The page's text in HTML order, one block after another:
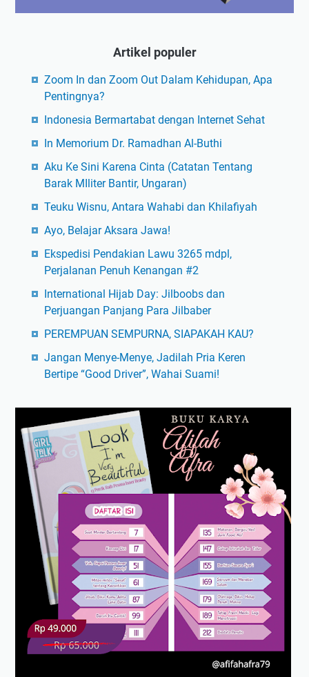
Artikel populer
Zoom In dan Zoom Out Dalam Kehidupan, Apa
Pentingnya?
Indonesia Bermartabat dengan Internet Sehat
In Memorium Dr. Ramadhan Al-Buthi
Aku Ke Sini Karena Cinta (Catatan Tentang
Barak MIliter Bantir, Ungaran)
Teuku Wisnu, Antara Wahabi dan Khilafiyah
Ayo, Belajar Aksara Jawa!
Ekspedisi Pendakian Lawu 3265 mdpl,
Perjalanan Penuh Kenangan #2
International Hijab Day: Jilboobs dan
Perjuangan Panjang Para Jilbaber
PEREMPUAN SEMPURNA, SIAPAKAH KAU?
Jangan Menye-Menye, Jadilah Pria Keren
Bertipe “Good Driver”, Wahai Suami!